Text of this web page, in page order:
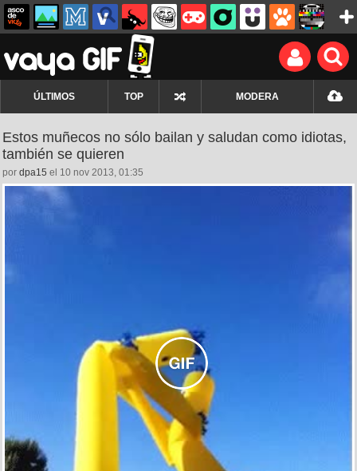
ÚLTIMOS TOP MODERA
Estos muñecos no sólo bailan y saludan como idiotas,
también se quieren
por dpa15 el 10 nov 2013, 01:35